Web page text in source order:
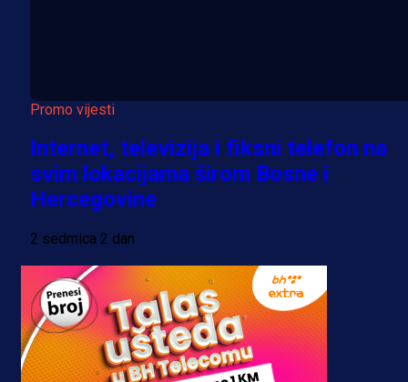
Promo vijesti
Internet, televizija i fiksni telefon na
svim lokacijama širom Bosne i
Hercegovine
2 sedmica 2 dan